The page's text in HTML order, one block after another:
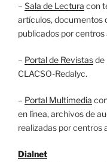
– Sala de Lectura con
artículos, documentos
publicados por centros
– Portal de Revistasde
CLACSO-Redalyc.
– Portal Multimedia
en línea, archivos de
realizadas por centros
Dialnet